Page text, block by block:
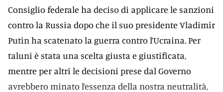
Consiglio federale ha deciso di applicare le sanzioni
contro la Russia dopo che il suo presidente Vladimir
Putin ha scatenato la guerra contro l’Ucraina. Per
taluni è stata una scelta giusta e giustificata,
mentre per altri le decisioni prese dal Governo
avrebbero minato l’essenza della nostra neutralità,